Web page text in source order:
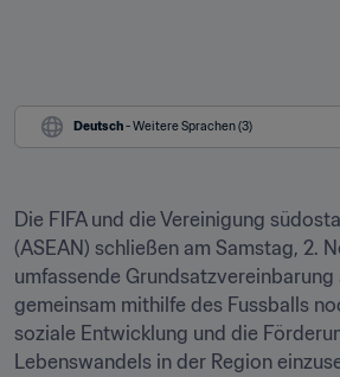
Deutsch - Weitere Sprachen (3)
Die FIFA und die Vereinigung
(ASEAN) schließen am Samstag, 2.
umfassende Grundsatzvereinbarung
gemeinsam mithilfe des Fussballs
soziale Entwicklung und die
Lebenswandels in der Region